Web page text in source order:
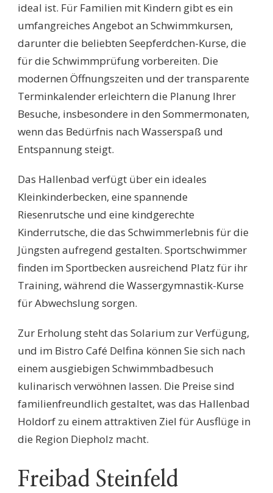
ideal ist. Für Familien mit Kindern gibt es ein
umfangreiches Angebot an Schwimmkursen,
darunter die beliebten Seepferdchen-Kurse, die
für die Schwimmprüfung vorbereiten. Die
modernen Öffnungszeiten und der transparente
Terminkalender erleichtern die Planung Ihrer
Besuche, insbesondere in den Sommermonaten,
wenn das Bedürfnis nach Wasserspaß und
Entspannung steigt.
Das Hallenbad verfügt über ein ideales
Kleinkinderbecken, eine spannende
Riesenrutsche und eine kindgerechte
Kinderrutsche, die das Schwimmerlebnis für die
Jüngsten aufregend gestalten. Sportschwimmer
finden im Sportbecken ausreichend Platz für ihr
Training, während die Wassergymnastik-Kurse
für Abwechslung sorgen.
Zur Erholung steht das Solarium zur Verfügung,
und im Bistro Café Delfina können Sie sich nach
einem ausgiebigen Schwimmbadbesuch
kulinarisch verwöhnen lassen. Die Preise sind
familienfreundlich gestaltet, was das Hallenbad
Holdorf zu einem attraktiven Ziel für Ausflüge in
die Region Diepholz macht.
Freibad Steinfeld